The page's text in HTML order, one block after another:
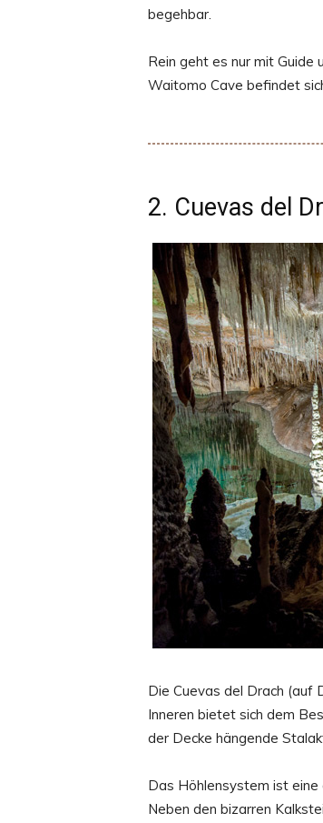
begehbar.
Rein geht es nur mit Guide
Waitomo Cave befindet
2. Cuevas del
Die Cuevas del Drach (auf
Inneren bietet sich dem
der Decke hängende
Das Höhlensystem ist eine
Neben den bizarren